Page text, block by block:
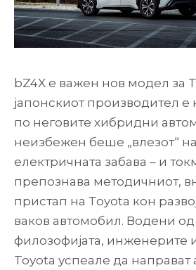
bZ4X е важен нов модел за
јапонскиот производител е
по неговите хибридни
неизбежен беше „влезот“
електричната забава – и
препознава методичниот,
пристап на Toyota кон
ваков автомобил. Водени
филозофијата, инженерите
Toyota успеале да направат